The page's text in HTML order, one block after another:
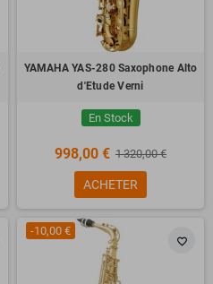
YAMAHA YAS-280 Saxophone Alto
d'Etude Verni
En Stock
998,00 € 1 320,00 €
ACHETER
favorite_border
-10,00 €